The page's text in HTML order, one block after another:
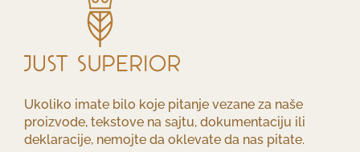
Ukoliko imate bilo koje pitanje vezane za naše
proizvode, tekstove na sajtu, dokumentaciju ili
deklaracije, nemojte da oklevate da nas pitate.